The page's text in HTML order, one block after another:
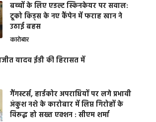
बच्चों के लिए एडल्ट स्किनकेयर पर सवाल:
टूको किड्स के नए कैंपेन में फराह खान ने
उठाई बहस
कारोबार
यादव ईडी की हिरासत में
गैंगस्टर्स, हार्डकोर अपराधियों पर लगे प्रभावी
अंकुश नशे के कारोबार में लिप्त गिरोहों के
विरूद्ध हो सख्त एक्शन : सीएम शर्मा